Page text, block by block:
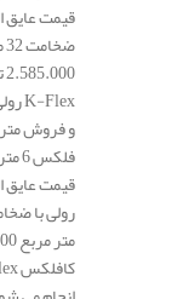
و فروش
فلکس 6 متر مربع است.